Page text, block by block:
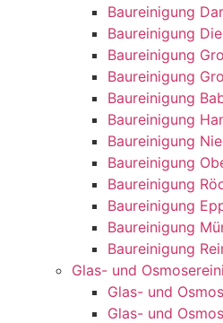
Baureinigung
Baureinigung
Baureinigung
Baureinigung
Baureinigung
Baureinigung
Baureinigung
Baureinigung
Baureinigung
Baureinigung
Baureinigung
Baureinigung
Glas- und
Glas- und
Glas- und